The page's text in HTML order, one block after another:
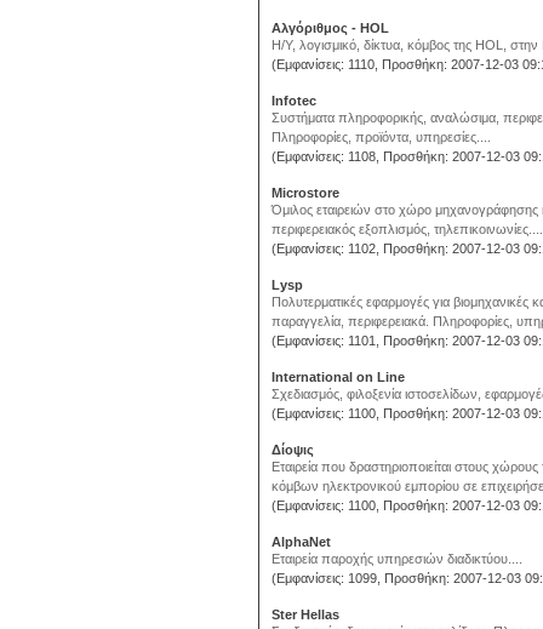
Αλγόριθμος - HOL
Η/Υ, λογισμικό, δίκτυα, κόμβος της HOL,
(Εμφανίσεις: 1110, Προσθήκη: 2007-12-03
Infotec
Συστήματα πληροφορικής, αναλώσιμα,
Πληροφορίες, προϊόντα, υπηρεσίες....
(Εμφανίσεις: 1108, Προσθήκη: 2007-12-03
Microstore
Όμιλος εταιρειών στο χώρο
περιφερειακός εξοπλισμός, τηλεπικοινωνίες....
(Εμφανίσεις: 1102, Προσθήκη: 2007-12-03
Lysp
Πολυτερματικές εφαρμογές για βιομηχανικές
παραγγελία, περιφερειακά. Πληροφορίες,
(Εμφανίσεις: 1101, Προσθήκη: 2007-12-03
International on Line
Σχεδιασμός, φιλοξενία ιστοσελίδων,
(Εμφανίσεις: 1100, Προσθήκη: 2007-12-03
Δίοψις
Εταιρεία που δραστηριοποιείται στους
κόμβων ηλεκτρονικού εμπορίου σε
(Εμφανίσεις: 1100, Προσθήκη: 2007-12-03
AlphaNet
Εταιρεία παροχής υπηρεσιών διαδικτύου....
(Εμφανίσεις: 1099, Προσθήκη: 2007-12-03
Ster Hellas